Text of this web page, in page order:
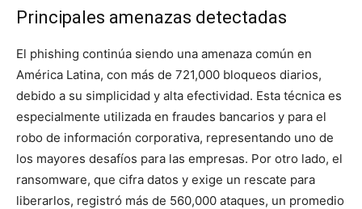
Principales amenazas detectadas
El phishing continúa siendo una amenaza común en
América Latina, con más de 721,000 bloqueos diarios,
debido a su simplicidad y alta efectividad. Esta técnica es
especialmente utilizada en fraudes bancarios y para el
robo de información corporativa, representando uno de
los mayores desafíos para las empresas. Por otro lado, el
ransomware, que cifra datos y exige un rescate para
liberarlos, registró más de 560,000 ataques, un promedio